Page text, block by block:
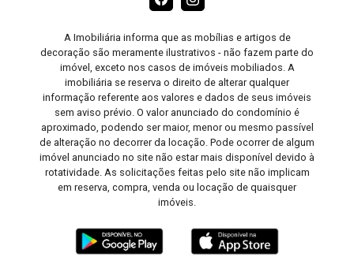
A Imobiliária informa que as mobílias e artigos de
decoração são meramente ilustrativos - não fazem parte do
imóvel, exceto nos casos de imóveis mobiliados. A
imobiliária se reserva o direito de alterar qualquer
informação referente aos valores e dados de seus imóveis
sem aviso prévio. O valor anunciado do condomínio é
aproximado, podendo ser maior, menor ou mesmo passível
de alteração no decorrer da locação. Pode ocorrer de algum
imóvel anunciado no site não estar mais disponível devido à
rotatividade. As solicitações feitas pelo site não implicam
em reserva, compra, venda ou locação de quaisquer
imóveis.